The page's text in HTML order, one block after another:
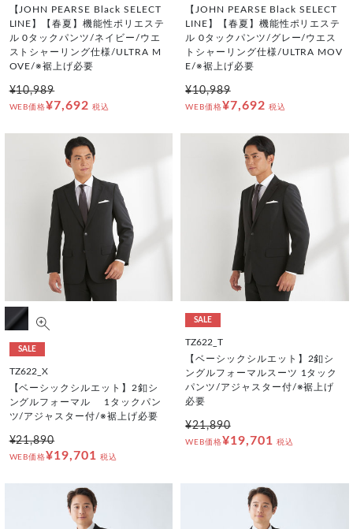
【JOHN PEARSE Black SELECT
LINE】【春夏】機能性ポリエステ
ル 0タックパンツ/ネイビー/ウエ
ストシャーリング仕様/ULTRA M
OVE/※裾上げ必要
¥10,989
WEB価格¥7,692 税込
【JOHN PEARSE Black SELECT
LINE】【春夏】機能性ポリエステ
ル 0タックパンツ/グレー/ウエス
トシャーリング仕様/ULTRA MOV
E/※裾上げ必要
¥10,989
WEB価格¥7,692 税込
SALE
TZ622_X
【ベーシックシルエット】2釦シ
ングルフォーマル 1タックパン
ツ/アジャスター付/※裾上げ必要
¥21,890
WEB価格¥19,701 税込
SALE
TZ622_T
【ベーシックシルエット】2釦シ
ングルフォーマルスーツ 1タック
パンツ/アジャスター付/※裾上げ
必要
¥21,890
WEB価格¥19,701 税込